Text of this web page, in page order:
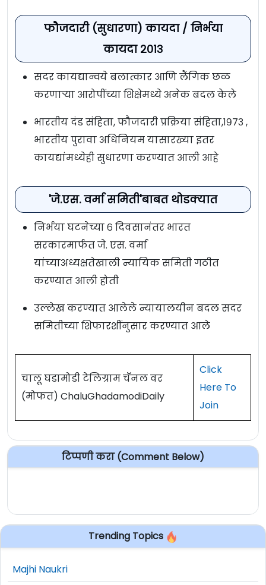
फौजदारी (सुधारणा) कायदा / निर्भया
कायदा २०१३
सदर कायद्यान्वये बलात्कार आणि लैंगिक छळ
करणार्‍या आरोपींच्या शिक्षेमध्ये अनेक बदल केले
भारतीय दंड संहिता, फौजदारी प्रक्रिया संहिता,१९७३ ,
भारतीय पुरावा अधिनियम यासारख्या इतर
कायद्यांमध्येही सुधारणा करण्यात आली आहे
'जे.एस. वर्मा समिती'बाबत थोडक्यात
निर्भया घटनेच्या ६ दिवसानंतर भारत
सरकारमार्फत जे. एस. वर्मा
यांच्याअध्यक्षतेखाली न्यायिक समिती गठीत
करण्यात आली होती
उल्लेख करण्यात आलेले न्यायालयीन बदल सदर
समितीच्या शिफारशींनुसार करण्यात आले
चालू घडामोडी टेलिग्राम चॅनल वर
(मोफत) ChaluGhadamodiDaily
Click
Here To
Join
टिप्पणी करा (Comment Below)
Trending Topics
Majhi Naukri